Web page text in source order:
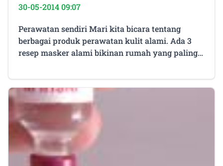
30-05-2014 09:07
Perawatan sendiri Mari kita bicara tentang
berbagai produk perawatan kulit alami. Ada 3
resep masker alami bikinan rumah yang paling
menambahkan sinar pada kesempurnaan kulit
Anda. Berikut ini adalah resep membuat
produk perawatan kulit alami. Baca juga : 4
Kecantikan Penentu Kualitas Wanita Resep
masker 1. Masker wajah avocado buatan
rumah. Bahan utama dari resep masker pertama
ini adalah avocado. Kaya akan vitamin A, B6, K,
E, asam amino, Omega 3, dan mineral, avocado